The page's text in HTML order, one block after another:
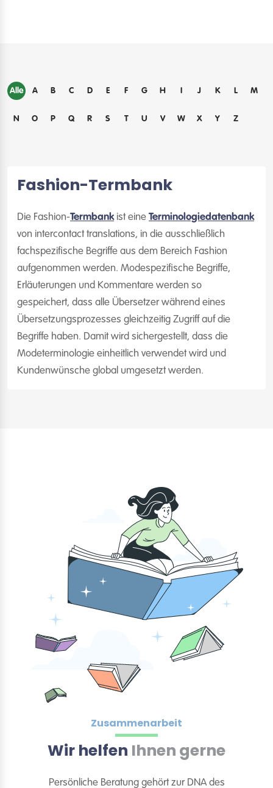
Alle A B C D E F G H I J K L M
N O P Q R S T U V W X Y Z
Fashion-Termbank
Die Fashion-Termbankist eine Terminologiedatenbank
von intercontact translations, in die ausschließlich
fachspezifische Begriffe aus dem Bereich Fashion
aufgenommen werden. Modespezifische Begriffe,
Erläuterungen und Kommentare werden so
gespeichert, dass alle Übersetzer während eines
Übersetzungsprozesses gleichzeitig Zugriff auf die
Begriffe haben. Damit wird sichergestellt, dass die
Modeterminologie einheitlich verwendet wird und
Kundenwünsche global umgesetzt werden.
Zusammenarbeit
Wir helfen Ihnen gerne
Persönliche Beratung gehört zur DNA des